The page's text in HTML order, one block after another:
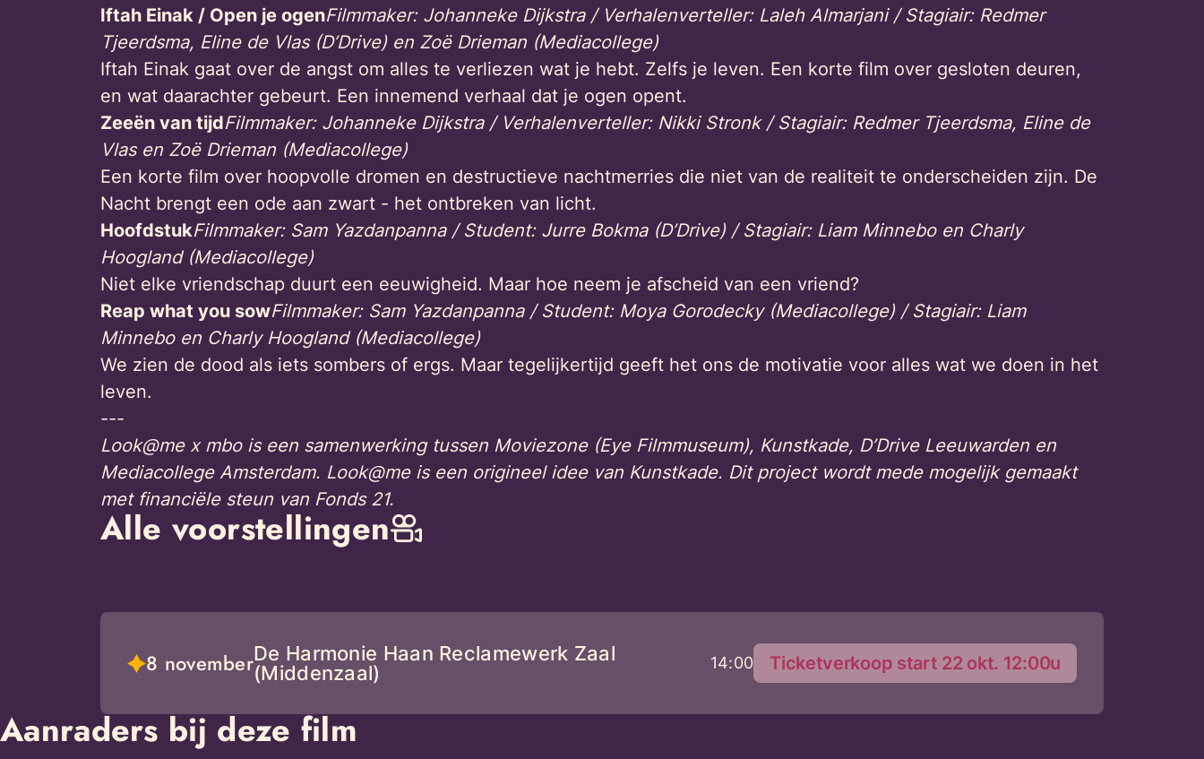
Iftah Einak / Open je ogenFilmmaker: Johanneke Dijkstra / Verhalenverteller: Laleh Almarjani / Stagiair: Redmer
Tjeerdsma, Eline de Vlas (D’Drive) en Zoë Drieman (Mediacollege)
Iftah Einak gaat over de angst om alles te verliezen wat je hebt. Zelfs je leven. Een korte film over gesloten deuren,
en wat daarachter gebeurt. Een innemend verhaal dat je ogen opent.
Zeeën van tijdFilmmaker: Johanneke Dijkstra / Verhalenverteller: Nikki Stronk / Stagiair: Redmer Tjeerdsma, Eline de
Vlas en Zoë Drieman (Mediacollege)
Een korte film over hoopvolle dromen en destructieve nachtmerries die niet van de realiteit te onderscheiden zijn. De
Nacht brengt een ode aan zwart - het ontbreken van licht.
HoofdstukFilmmaker: Sam Yazdanpanna / Student: Jurre Bokma (D’Drive) / Stagiair: Liam Minnebo en Charly
Hoogland (Mediacollege)
Niet elke vriendschap duurt een eeuwigheid. Maar hoe neem je afscheid van een vriend?
Reap what you sowFilmmaker: Sam Yazdanpanna / Student: Moya Gorodecky (Mediacollege) /Stagiair: Liam
Minnebo en Charly Hoogland (Mediacollege)
We zien de dood als iets sombers of ergs. Maar tegelijkertijd geeft het ons de motivatie voor alles wat we doen in het
leven.
---
Look@me x mbo is een samenwerking tussen Moviezone (Eye Filmmuseum), Kunstkade, D’Drive Leeuwarden en
Mediacollege Amsterdam. Look@me is een origineel idee van Kunstkade. Dit project wordt mede mogelijk gemaakt
met financiële steun van Fonds 21.
Alle voorstellingen
8 novemberDe Harmonie Haan Reclamewerk Zaal
(Middenzaal)
14:00 Ticketverkoop start 22 okt. 12:00u
Aanraders bij deze film